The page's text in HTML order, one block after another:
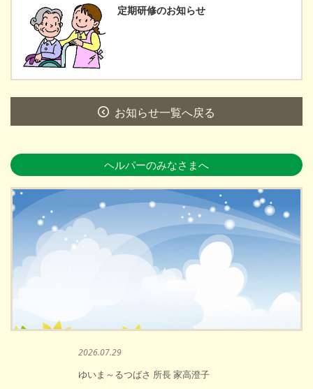
定期研修のお知らせ
お知らせ一覧へ戻る
ヘルパーのみなさまへ
2026.07.29
ゆいま～るつばさ 所長 家高澄子